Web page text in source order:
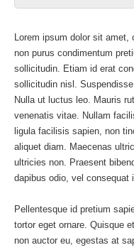
Lorem ipsum dolor sit
non purus condimentum
sollicitudin. Etiam id erat
sollicitudin nisl.
Nulla ut luctus leo. Mauris
venenatis vitae. Nullam
ligula facilisis sapien, non
aliquet diam. Maecenas
ultricies non. Praesent
dapibus odio, vel consequat
Pellentesque id pretium
tortor eget ornare. Quisque
non auctor eu, egestas at